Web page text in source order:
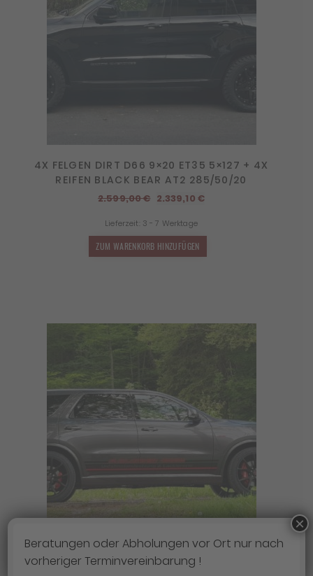
4X FELGEN DIRT D66 9×20 ET35 5×127 + 4X
REIFEN BLACK BEAR AT2 285/50/20
2.599,00€ Ursprünglicher
war:
2.599,00 €
2.339,10 €Aktueller
Lieferzeit: 3 - 7 Werktage
ZUM WARENKORB HINZUFÜGEN
4X FELGEN IMPRESSIVE IC01 10,5×22 ET35 5×127
+ 4X REIFEN GOODYEAR F1-AS3 295/35/22
Beratungen oder Abholungen vor Ort nur nach
vorheriger Terminvereinbarung !
×